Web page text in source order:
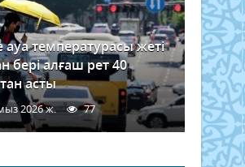
ауа температурасы жеті
бері алғаш рет 40
асты
2026 ж. 77